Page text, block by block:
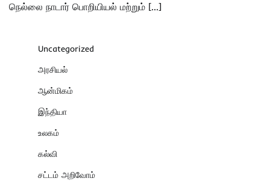
நெல்லை நாடார் பொறியியல் மற்றும் […]
Uncategorized
அரசியல்
ஆன்மிகம்
இந்தியா
உலகம்
கல்வி
சட்டம் அறிவோம்